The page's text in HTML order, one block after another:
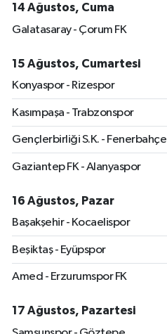
14 Ağustos, Cuma
Galatasaray - Çorum FK
15 Ağustos, Cumartesi
Konyaspor - Rizespor
Kasımpaşa - Trabzonspor
Gençlerbirliği S.K. - Fenerbahçe
Gaziantep FK - Alanyaspor
16 Ağustos, Pazar
Başakşehir - Kocaelispor
Beşiktaş - Eyüpspor
Amed - Erzurumspor FK
17 Ağustos, Pazartesi